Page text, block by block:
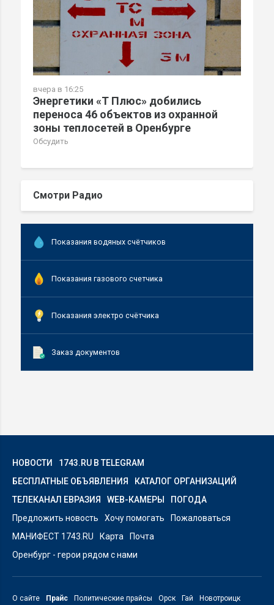
вчера в 16:25
Энергетики «Т Плюс» добились
переноса 46 объектов из охранной
зоны теплосетей в Оренбурге
Обсудить
Смотри Радио
Показания водяных счётчиков
Показания газового счетчика
Показания электро счётчика
Заказ документов
НОВОСТИ
1743.RU В TELEGRAM
БЕСПЛАТНЫЕ ОБЪЯВЛЕНИЯ
КАТАЛОГ ОРГАНИЗАЦИЙ
ТЕЛЕКАНАЛ ЕВРАЗИЯ
WEB-КАМЕРЫ
ПОГОДА
Предложить новость
Хочу помогать
Пожаловаться
МАНИФЕСТ 1743.RU
Карта
Почта
Оренбург - герои рядом с нами
О сайте Прайс Политические прайсы Орск Гай Новотроицк